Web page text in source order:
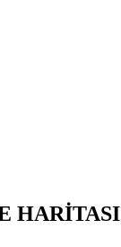
HARİTASI